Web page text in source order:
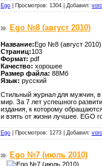
Ego Просмотров: 1304 | Добавил:
Ego №8 (август 2010)
Название:Ego №8 (август 2010)
Страниц:103
Формат: pdf
Качество: хорошее
Размер файла: 88Мб
Язык: русский
Стильный журнал для мужчин,
мир. За 7 лет успешного
издания, к которому
и взять от жизни лучшее. EGO
Ego Просмотров: 1273 | Добавил:
Ego №7 (июль 2010)